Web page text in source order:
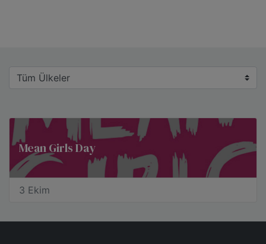
Mean Girls Day
3 Ekim